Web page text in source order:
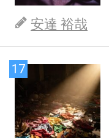
安達 裕哉
17